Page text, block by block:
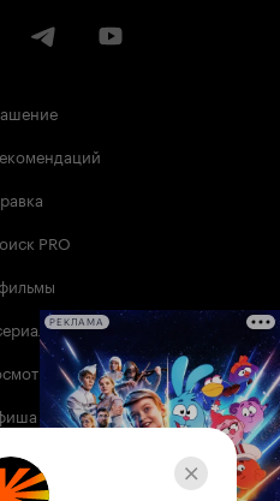
PRO
РЕКЛАМА